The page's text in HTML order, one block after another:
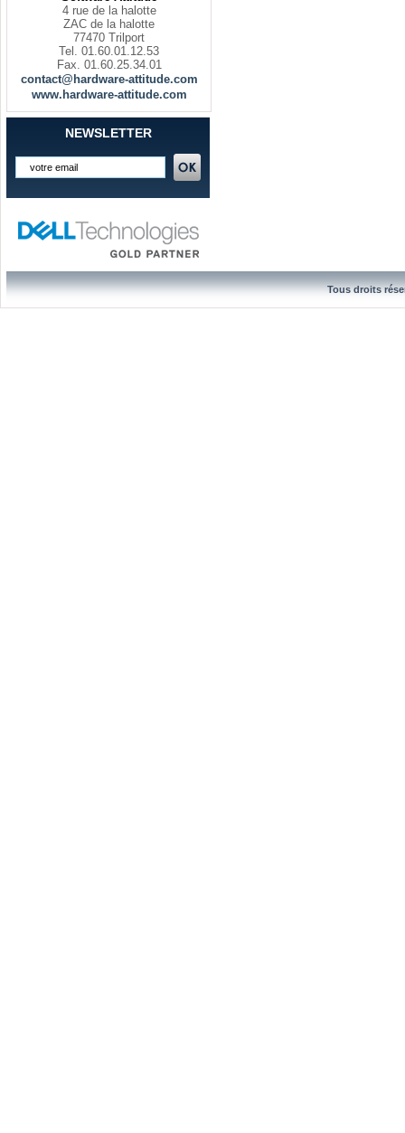
4 rue de la halotte
ZAC de la halotte
77470 Trilport
Tel. 01.60.01.12.53
Fax. 01.60.25.34.01
contact@hardware-attitude.com
www.hardware-attitude.com
NEWSLETTER
Tous droits